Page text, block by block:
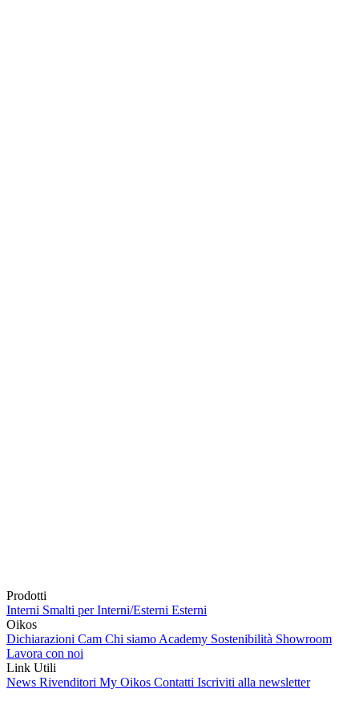
Prodotti
Interni Smalti per Interni/Esterni Esterni
Oikos
Dichiarazioni Cam Chi siamo Academy Sostenibilità Showroom
Lavora con noi
Link Utili
News Rivenditori My Oikos Contatti Iscriviti alla newsletter